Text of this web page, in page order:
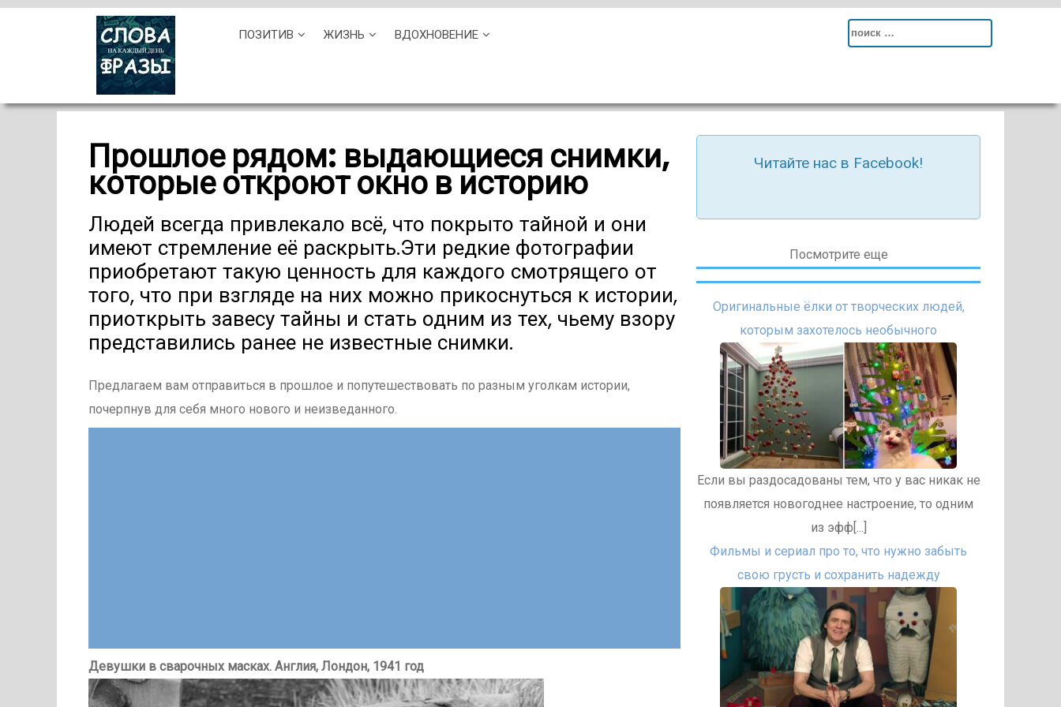
ПОЗИТИВ ЖИЗНЬ ВДОХНОВЕНИЕ
Search
Прошлое рядом: выдающиеся снимки,
которые откроют окно в историю
Людей всегда привлекало всё, что покрыто тайной и они
имеют стремление её раскрыть.Эти редкие фотографии
приобретают такую ценность для каждого смотрящего от
того, что при взгляде на них можно прикоснуться к истории,
приоткрыть завесу тайны и стать одним из тех, чьему взору
представились ранее не известные снимки.
Предлагаем вам отправиться в прошлое и попутешествовать по разным уголкам истории,
почерпнув для себя много нового и неизведанного.
Девушки в сварочных масках. Англия, Лондон, 1941 год
Читайте нас в Facebook!
Посмотрите еще
Оригинальные ёлки от творческих людей,
которым захотелось необычного
Если вы раздосадованы тем, что у вас никак не
появляется новогоднее настроение, то одним
из эфф[...]
Фильмы и сериал про то, что нужно забыть
свою грусть и сохранить надежду